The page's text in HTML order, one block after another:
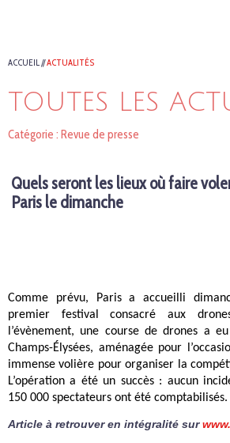
ACCUEIL//ACTUALITÉS
TOUTES LES
Catégorie : Revue de presse
Quels seront les lieux où faire
Paris le dimanche
Comme prévu, Paris a accueilli
premier festival consacré aux
l’évènement, une course de drones a
Champs-Élysées, aménagée pour
immense volière pour organiser la
L’opération a été un succès : aucun
150 000 spectateurs ont été comptabilisés.
Article à retrouver en intégralité sur